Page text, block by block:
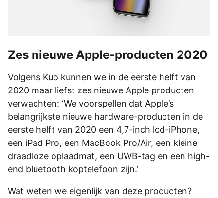
Zes nieuwe Apple-producten 2020
Volgens Kuo kunnen we in de eerste helft van
2020 maar liefst zes nieuwe Apple producten
verwachten: ‘We voorspellen dat Apple’s
belangrijkste nieuwe hardware-producten in de
eerste helft van 2020 een 4,7-inch lcd-iPhone,
een iPad Pro, een MacBook Pro/Air, een kleine
draadloze oplaadmat, een UWB-tag en een high-
end bluetooth koptelefoon zijn.’
Wat weten we eigenlijk van deze producten?